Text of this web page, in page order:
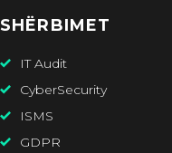
SHËRBIMET
IT Audit
CyberSecurity
ISMS
GDPR